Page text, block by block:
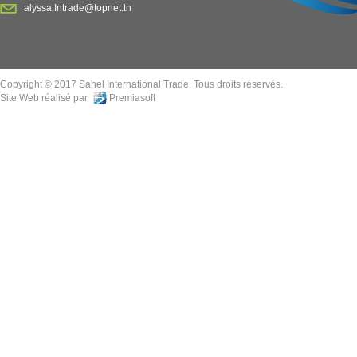
alyssa.Intrade@topnet.tn
Copyright © 2017 Sahel International Trade, Tous droits réservés.
Site Web réalisé par
Premiasoft